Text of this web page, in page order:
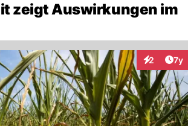
zeigt Auswirkungen im
2 7y